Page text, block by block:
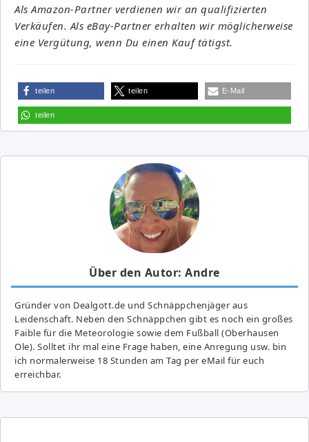
Als Amazon-Partner verdienen wir an qualifizierten
Verkäufen. Als eBay-Partner erhalten wir möglicherweise
eine Vergütung, wenn Du einen Kauf tätigst.
teilen teilen E-Mail
teilen
Über den Autor: Andre
Gründer von Dealgott.de und Schnäppchenjäger aus
Leidenschaft. Neben den Schnäppchen gibt es noch ein großes
Fai­ble für die Meteorologie sowie dem Fußball (Oberhausen
Ole). Solltet ihr mal eine Frage haben, eine Anregung usw. bin
ich normalerweise 18 Stunden am Tag per eMail für euch
erreichbar.